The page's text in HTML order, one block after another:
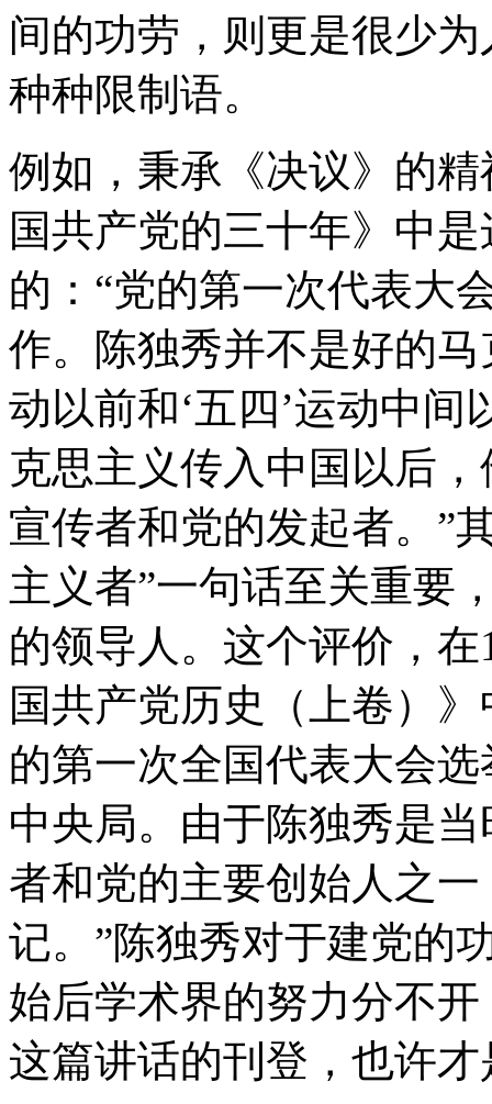
间的功劳，则更是很少
种种限制语。
例如，秉承《决议》的
国共产党的三十年》中
的：“党的第一次代表大
作。陈独秀并不是好的马
动以前和‘五四’运动中
克思主义传入中国以后
宣传者和党的发起者。”
主义者”一句话至关重要
的领导人。这个评价，
国共产党历史（上卷）
的第一次全国代表大会
中央局。由于陈独秀是
者和党的主要创始人之
记。”陈独秀对于建党的
始后学术界的努力分不
这篇讲话的刊登，也许